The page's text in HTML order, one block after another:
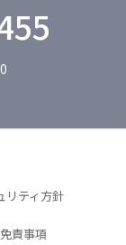
リティ方針
免責事項